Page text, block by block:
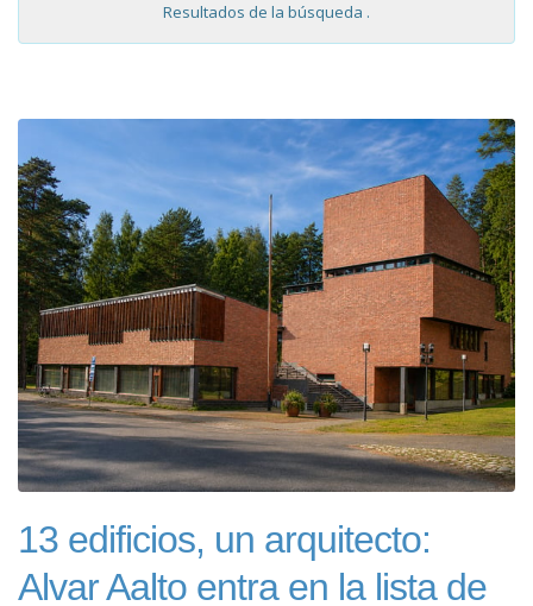
Resultados de la búsqueda .
13 edificios, un arquitecto:
Alvar Aalto entra en la lista de